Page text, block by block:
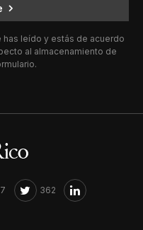
has leído y estás de acuerdo
al almacenamiento de
362